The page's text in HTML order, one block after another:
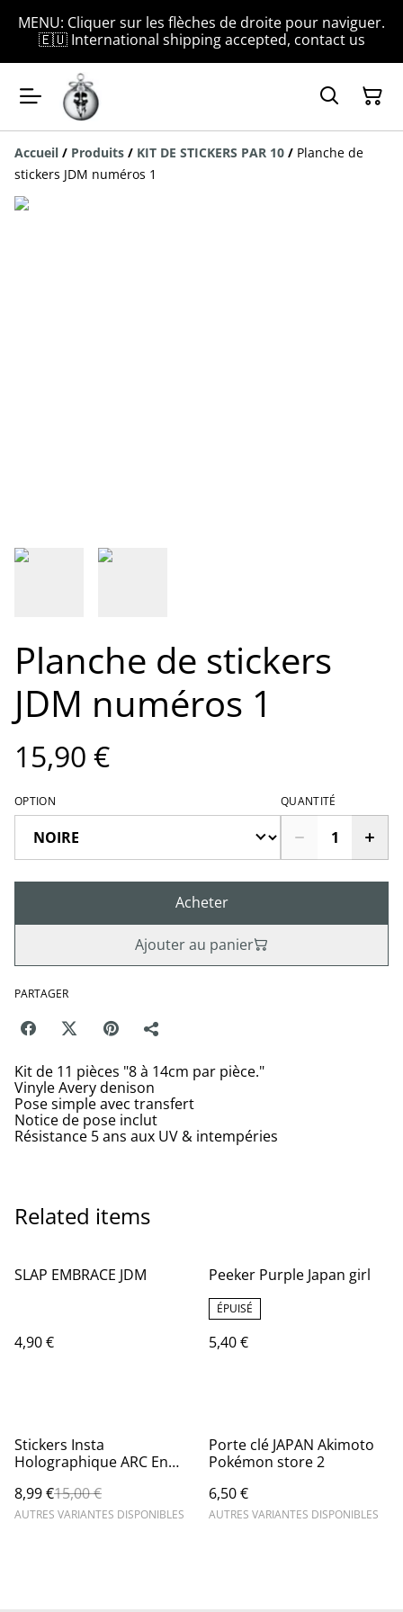
MENU: Cliquer sur les flèches de droite pour naviguer.
🇪🇺 International shipping accepted, contact us
Accueil / Produits / KIT DE STICKERS PAR 10 / Planche de
stickers JDM numéros 1
Planche de stickers
JDM numéros 1
15,90 €
OPTION QUANTITÉ
Acheter
Ajouter au panier
PARTAGER
Kit de 11 pièces "8 à 14cm par pièce."
Vinyle Avery denison
Pose simple avec transfert
Notice de pose inclut
Résistance 5 ans aux UV & intempéries
Related items
SLAP EMBRACE JDM
4,90 €
Peeker Purple Japan girl
ÉPUISÉ
5,40 €
%
Stickers Insta
Holographique ARC En
8,99 €15,00 €
AUTRES VARIANTES DISPONIBLES
Porte clé JAPAN Akimoto
Pokémon store 2
6,50 €
AUTRES VARIANTES DISPONIBLES